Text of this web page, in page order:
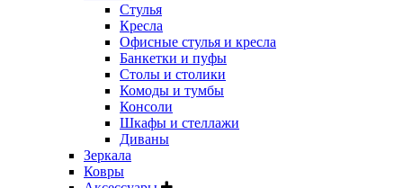
Стулья
Кресла
Офисные стулья и кресла
Банкетки и пуфы
Столы и столики
Комоды и тумбы
Консоли
Шкафы и стеллажи
Диваны
Зеркала
Ковры